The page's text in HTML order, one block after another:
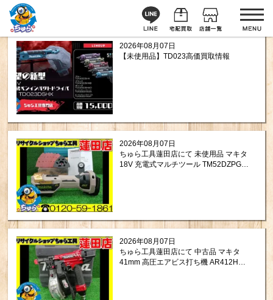
2026年08月07日
【未使用品】TD023高価買取情報
2026年08月07日
ちゅら工具蓮田店にて 未使用品 マキタ
18V 充電式マルチツール TM52DZPG
2026年08月07日
ちゅら工具蓮田店にて 中古品 マキタ
41mm 高圧エアビス打ち機 AR412HR